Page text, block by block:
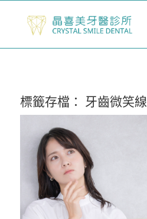
標籤存檔： 牙齒微笑線